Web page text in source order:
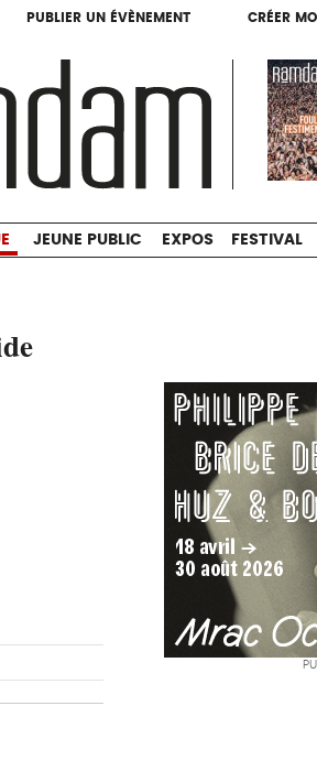
PUBLIER UN ÉVÈNEMENT CRÉER
PUBLIER UN ÉVÈNEMENT CRÉER
CIRQUE/RUE JEUNE PUBLIC
JEUNE PUBLIC EXPOS FESTIVAL